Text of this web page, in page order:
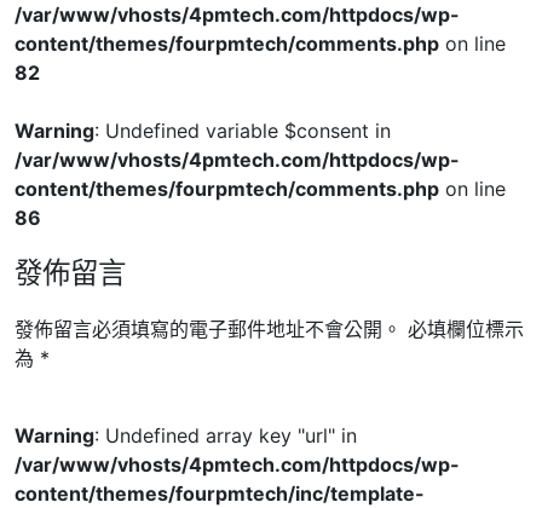
/var/www/vhosts/4pmtech.com/httpdocs/wp-
content/themes/fourpmtech/comments.php on line
82
Warning: Undefined variable $consent in
/var/www/vhosts/4pmtech.com/httpdocs/wp-
content/themes/fourpmtech/comments.php on line
86
發佈留言
發佈留言必須填寫的電子郵件地址不會公開。 必填欄位標示
為 *
Warning: Undefined array key "url" in
/var/www/vhosts/4pmtech.com/httpdocs/wp-
content/themes/fourpmtech/inc/template-